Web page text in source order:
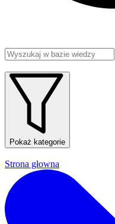
Pokaż kategorie
Strona głowna